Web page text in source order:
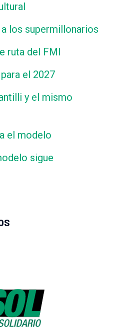
los supermillonarios
ruta del FMI
el 2027
y el mismo
el modelo
sigue